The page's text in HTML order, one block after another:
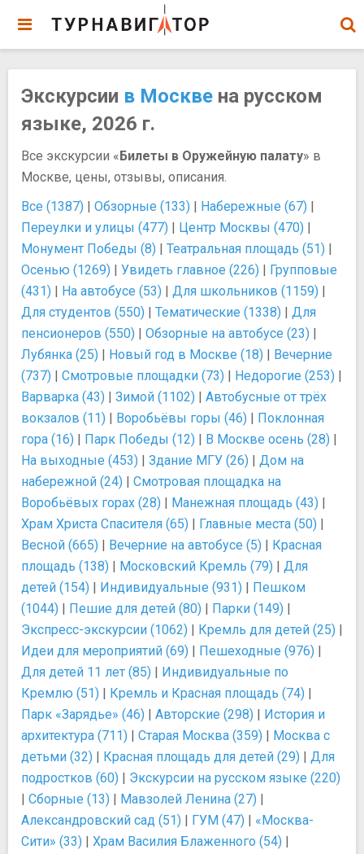
Экскурсии в Москве на русском
языке, 2026 г.
Все экскурсии «Билеты в Оружейную палату» в
Москве, цены, отзывы, описания.
Все (1387) | Обзорные (133) | Набережные (67) |
Переулки и улицы (477) | Центр Москвы (470) |
Монумент Победы (8) | Театральная площадь (51) |
Осенью (1269) | Увидеть главное (226) | Групповые
(431) | На автобусе (53) | Для школьников (1159) |
Для студентов (550) | Тематические (1338) | Для
пенсионеров (550) | Обзорные на автобусе (23) |
Лубянка (25) | Новый год в Москве (18) | Вечерние
(737) | Смотровые площадки (73) | Недорогие (253) |
Варварка (43) | Зимой (1102) | Автобусные от трёх
вокзалов (11) | Воробьёвы горы (46) | Поклонная
гора (16) | Парк Победы (12) | В Москве осень (28) |
На выходные (453) | Здание МГУ (26) | Дом на
набережной (24) | Смотровая площадка на
Воробьёвых горах (28) | Манежная площадь (43) |
Храм Христа Спасителя (65) | Главные места (50) |
Весной (665) | Вечерние на автобусе (5) | Красная
площадь (138) | Московский Кремль (79) | Для
детей (154) | Индивидуальные (931) | Пешком
(1044) | Пешие для детей (80) | Парки (149) |
Экспресс-экскурсии (1062) | Кремль для детей (25) |
Идеи для мероприятий (69) | Пешеходные (976) |
Для детей 11 лет (85) | Индивидуальные по
Кремлю (51) | Кремль и Красная площадь (74) |
Парк «Зарядье» (46) | Авторские (298) | История и
архитектура (711) | Старая Москва (359) | Москва с
детьми (32) | Красная площадь для детей (29) | Для
подростков (60) | Экскурсии на русском языке (220)
| Сборные (13) | Мавзолей Ленина (27) |
Александровский сад (51) | ГУМ (47) | «Москва-
Сити» (33) | Храм Василия Блаженного (54) |